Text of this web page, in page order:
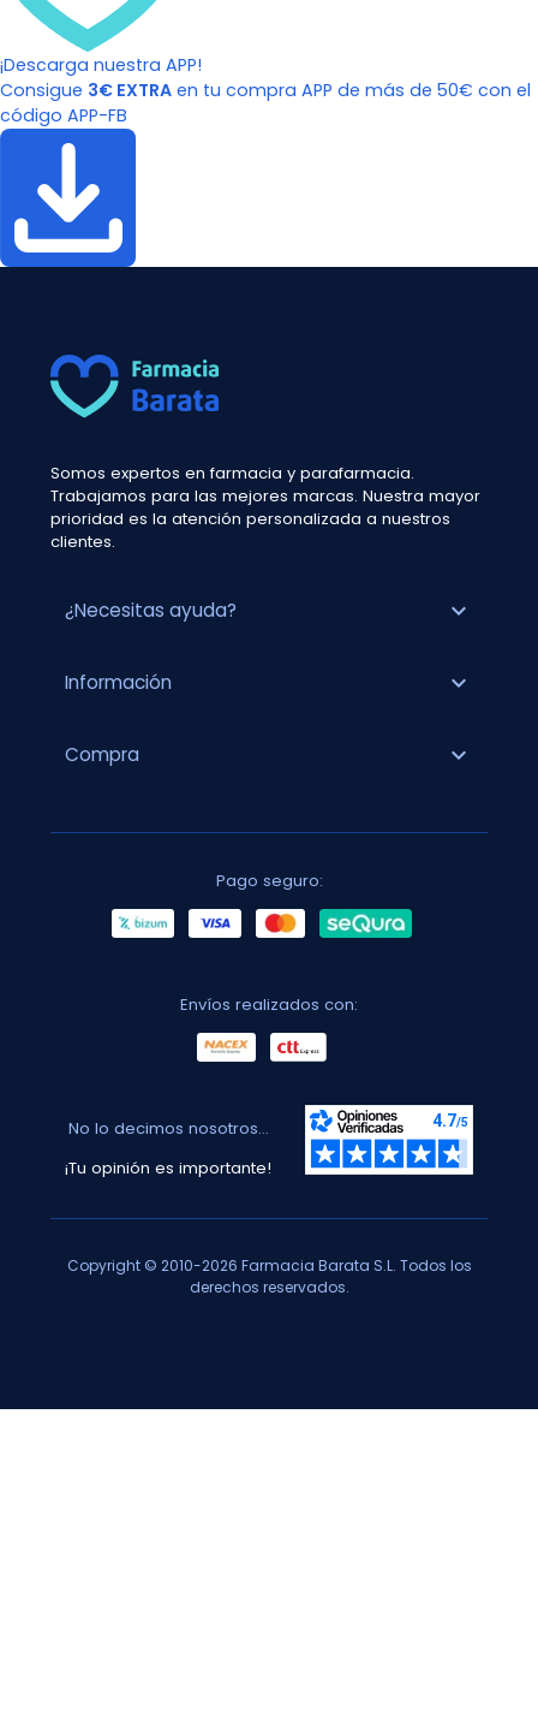
¡Descarga nuestra APP!
Consigue 3€ EXTRA en tu compra APP de más de 50€ con el
código APP-FB
Somos expertos en farmacia y parafarmacia.
Trabajamos para las mejores marcas. Nuestra mayor
prioridad es la atención personalizada a nuestros
clientes.
¿Necesitas ayuda? expand_more
Información expand_more
Compra expand_more
Pago seguro:
Envíos realizados con:
No lo decimos nosotros...
¡Tu opinión es importante!
Copyright © 2010-2026 Farmacia Barata S.L. Todos los
derechos reservados.